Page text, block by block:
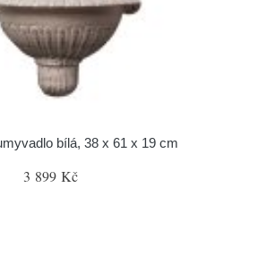
bílá, 38 x 61 x 19 cm
3 899 Kč